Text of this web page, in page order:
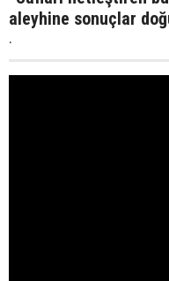
aleyhine sonuçlar
.